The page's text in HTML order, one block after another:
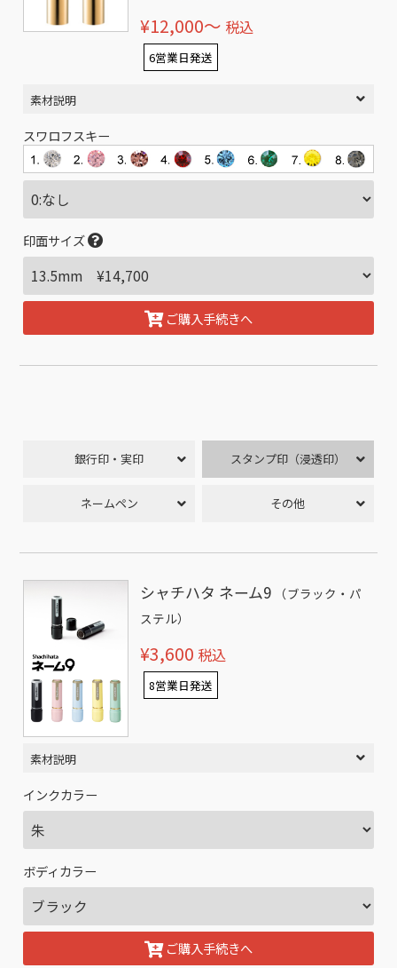
¥12,000〜 税込
6営業日発送
素材説明
スワロフスキー
印面サイズ
ご購入手続きへ
銀行印・実印 スタンプ印（浸透印）
ネームペン その他
シャチハタ ネーム9
（ブラック・パ
ステル）
¥3,600 税込
8営業日発送
素材説明
インクカラー
ボディカラー
ご購入手続きへ